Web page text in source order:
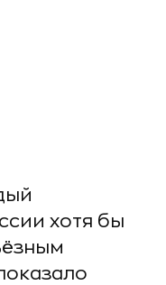
хотя бы